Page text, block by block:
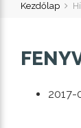
Kezdőlap
2017-